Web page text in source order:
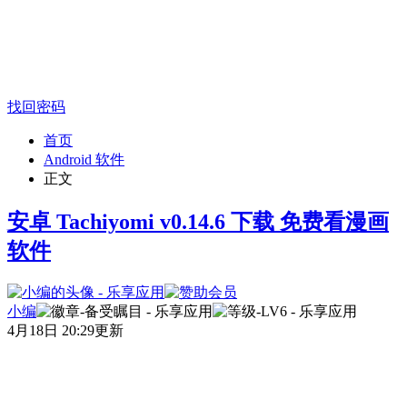
找回密码
首页
Android 软件
正文
安卓 Tachiyomi v0.14.6 下载 免费看漫画
软件
小编
4月18日 20:29更新